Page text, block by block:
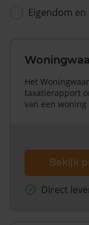
Eigendom
Het
taxatierapport
van een woning
Bekijk
Direct